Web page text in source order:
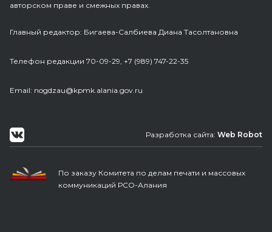
авторском праве и смежных правах.
Главный редактор: Бигаева-Салбиева Диана Тасолтановна
Телефон редакции 70-09-29, +7 (989) 747-22-35
Еmail: nogdzau@kpmk.alania.gov.ru
По заказу Комитета по делам печати и массовых
коммуникаций РСО-Алания
Разработка сайта: Web Robot